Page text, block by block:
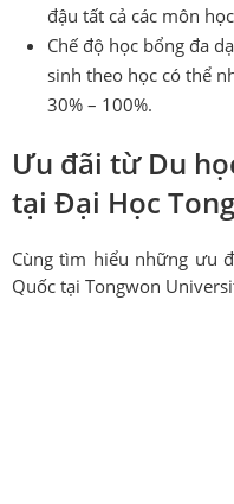
đậu tất cả các môn
Chế độ học bổng đa
sinh theo học có thể
30% – 100%.
Ưu đãi từ Du
tại Đại Học
Cùng tìm hiểu những ưu
Quốc tại Tongwon